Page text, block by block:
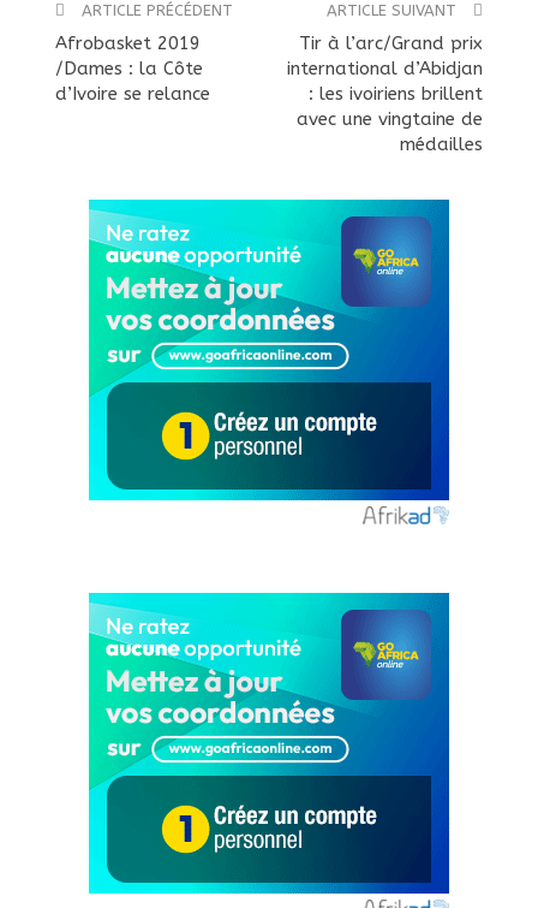
ARTICLE PRÉCÉDENT
Afrobasket 2019
/Dames : la Côte
d’Ivoire se relance
ARTICLE SUIVANT
Tir à l’arc/Grand prix
international d’Abidjan
: les ivoiriens brillent
avec une vingtaine de
médailles